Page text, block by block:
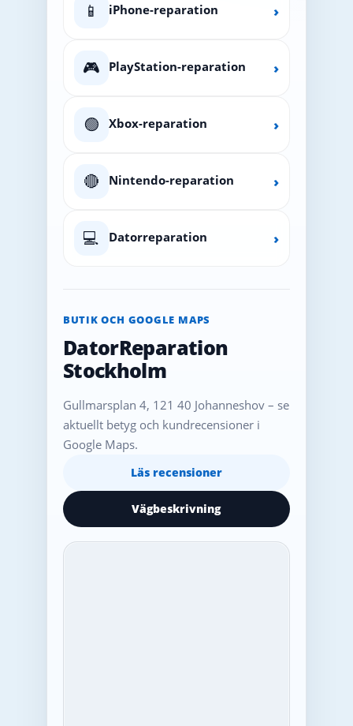
📱 iPhone-reparation ›
🎮 PlayStation-reparation ›
🟢 Xbox-reparation ›
🔴 Nintendo-reparation ›
💻 Datorreparation ›
BUTIK OCH GOOGLE MAPS
DatorReparation
Stockholm
Gullmarsplan 4, 121 40 Johanneshov – se
aktuellt betyg och kundrecensioner i
Google Maps.
Läs recensioner
Vägbeskrivning